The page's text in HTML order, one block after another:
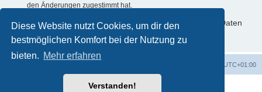
Diese Website nutzt Cookies, um dir den
bestmöglichen Komfort bei der Nutzung zu
bieten. Mehr erfahren
Verstanden!
den Änderungen zugestimmt hat.
Informationen über den Umgang mit deinen persönlichen Daten
sind in der Datenschutzerklärung enthalten.
UTC+01:00
Powered byphpBB® Forum Software © phpBB Limited